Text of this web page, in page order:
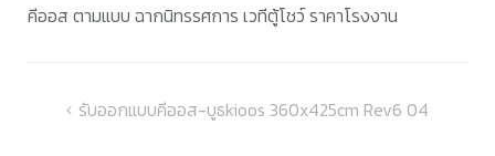
คีออส ตามแบบ ฉากนิทรรศการ เวทีตู้โชว์ ราคาโรงงาน
แนะแนวรับออกแบบคีออส-บูธkioos 360x425cm Rev6 04